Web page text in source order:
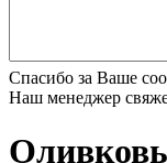
Спасибо за Ваше
Наш менеджер